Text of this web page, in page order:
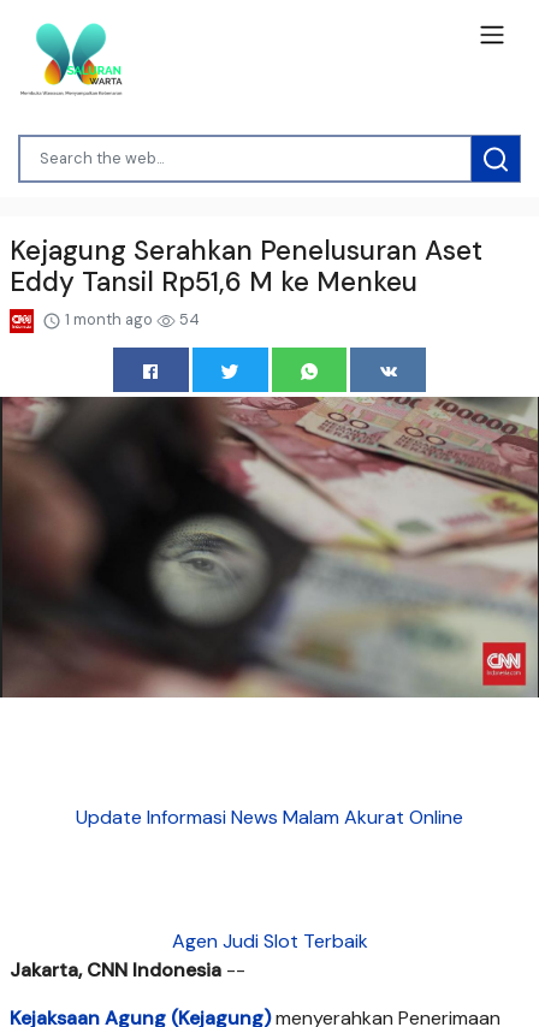
Kejagung Serahkan Penelusuran Aset
Eddy Tansil Rp51,6 M ke Menkeu
1 month ago 54
Update Informasi News Malam Akurat Online
Agen Judi Slot Terbaik
Jakarta, CNN Indonesia --
Kejaksaan Agung (Kejagung)menyerahkan Penerimaan